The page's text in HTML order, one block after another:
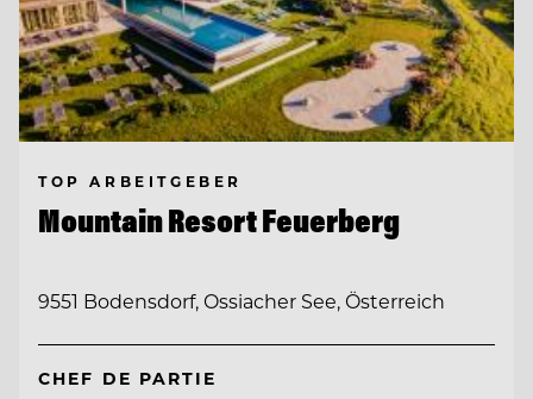
TOP ARBEITGEBER
Mountain Resort Feuerberg
9551 Bodensdorf, Ossiacher See, Österreich
CHEF DE PARTIE